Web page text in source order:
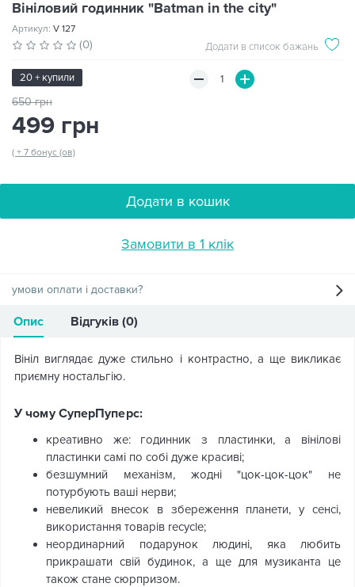
Вініловий годинник "Batman in the city"
Артикул: V 127
(0) Додати в список бажань
20 + купили
650 грн
499 грн
( + 7 бонус (ов)
Додати в кошик
Замовити в 1 клік
умови оплати і доставки?
Опис Відгуків (0)
Вініл виглядає дуже стильно і контрастно, а ще викликає
приємну ностальгію.
У чому СуперПуперс:
креативно же: годинник з пластинки, а вінілові
пластинки самі по собі дуже красиві;
безшумний механізм, жодні "цок-цок-цок" не
потурбують ваші нерви;
невеликий внесок в збереження планети, у сенсі,
використання товарів recycle;
неординарний подарунок людині, яка любить
прикрашати свій будинок, а ще для музиканта це
також стане сюрпризом.